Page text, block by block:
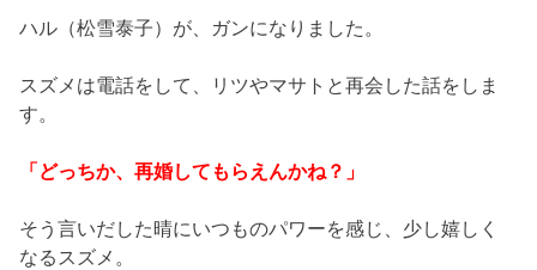
ハル（松雪泰子）が、ガンになりました。
スズメは電話をして、リツやマサトと再会した話をしま
す。
「どっちか、再婚してもらえんかね？」
そう言いだした晴にいつものパワーを感じ、少し嬉しく
なるスズメ。